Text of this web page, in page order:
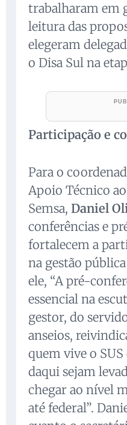
trabalharam em
leitura das
elegeram
o Disa Sul na
Participação e
Para o
Apoio Técnico
Semsa, Daniel
conferências e
fortalecem a
na gestão
ele, “A pré-
essencial na
gestor, do
anseios,
quem vive o SUS
daqui sejam
chegar ao nível
até federal”.